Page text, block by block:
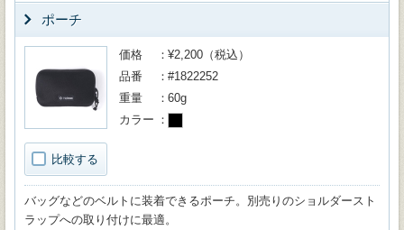
ポーチ
比較する
価格
¥2,200（税込）
品番
#1822252
重量
60g
カラー
バッグなどのベルトに装着できるポーチ。別売りのショルダースト
ラップへの取り付けに最適。